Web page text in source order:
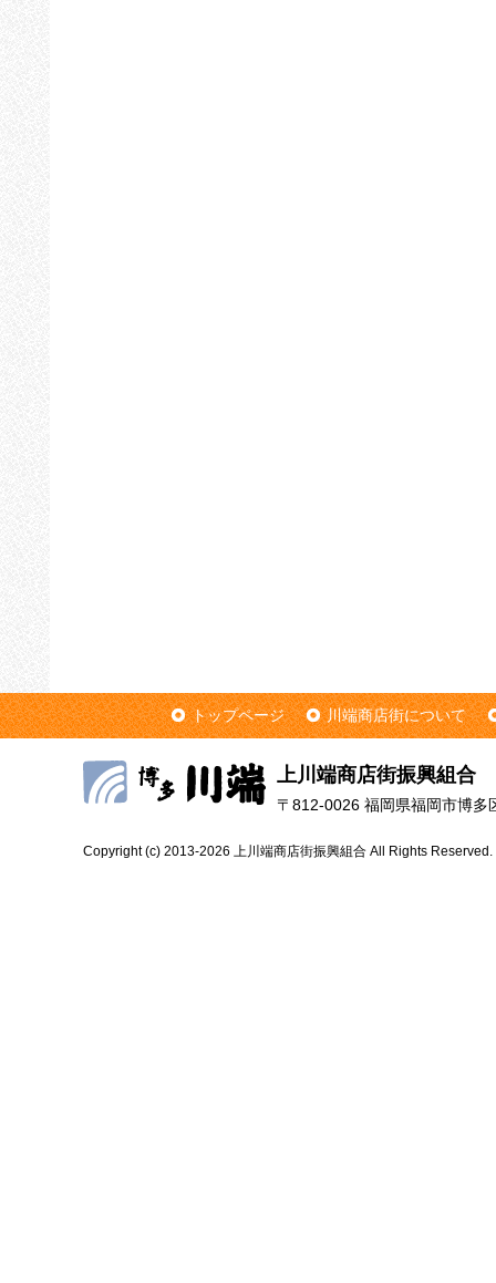
トップページ 川端商店街について
上川端商店街振興組合
〒812-0026 福岡県福岡市博
Copyright (c) 2013-2026 上川端商店街振興組合 All Rights Reserved.